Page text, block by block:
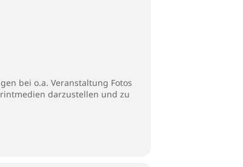
bei o.a. Veranstaltung Fotos
darzustellen und zu